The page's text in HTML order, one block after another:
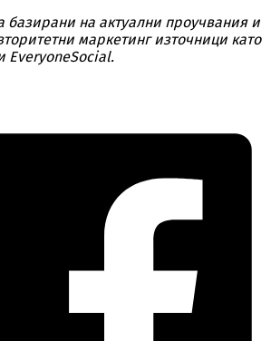
базирани на актуални проучвания и
маркетинг източници като
EveryoneSocial.